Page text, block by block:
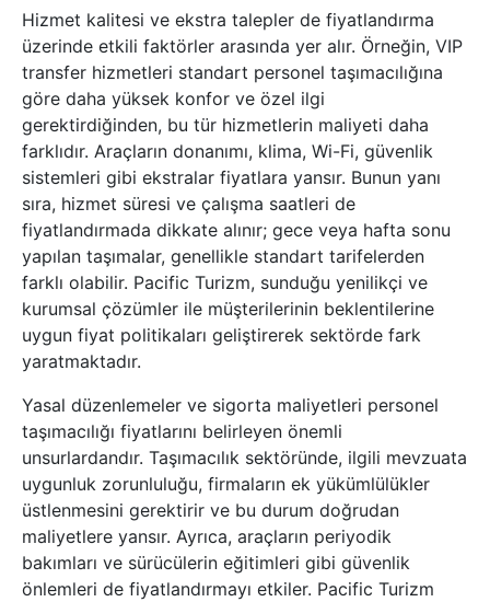
Hizmet kalitesi ve ekstra talepler de fiyatlandırma
üzerinde etkili faktörler arasında yer alır. Örneğin, VIP
transfer hizmetleri standart personel taşımacılığına
göre daha yüksek konfor ve özel ilgi
gerektirdiğinden, bu tür hizmetlerin maliyeti daha
farklıdır. Araçların donanımı, klima, Wi-Fi, güvenlik
sistemleri gibi ekstralar fiyatlara yansır. Bunun yanı
sıra, hizmet süresi ve çalışma saatleri de
fiyatlandırmada dikkate alınır; gece veya hafta sonu
yapılan taşımalar, genellikle standart tarifelerden
farklı olabilir. Pacific Turizm, sunduğu yenilikçi ve
kurumsal çözümler ile müşterilerinin beklentilerine
uygun fiyat politikaları geliştirerek sektörde fark
yaratmaktadır.
Yasal düzenlemeler ve sigorta maliyetleri personel
taşımacılığı fiyatlarını belirleyen önemli
unsurlardandır. Taşımacılık sektöründe, ilgili mevzuata
uygunluk zorunluluğu, firmaların ek yükümlülükler
üstlenmesini gerektirir ve bu durum doğrudan
maliyetlere yansır. Ayrıca, araçların periyodik
bakımları ve sürücülerin eğitimleri gibi güvenlik
önlemleri de fiyatlandırmayı etkiler. Pacific Turizm